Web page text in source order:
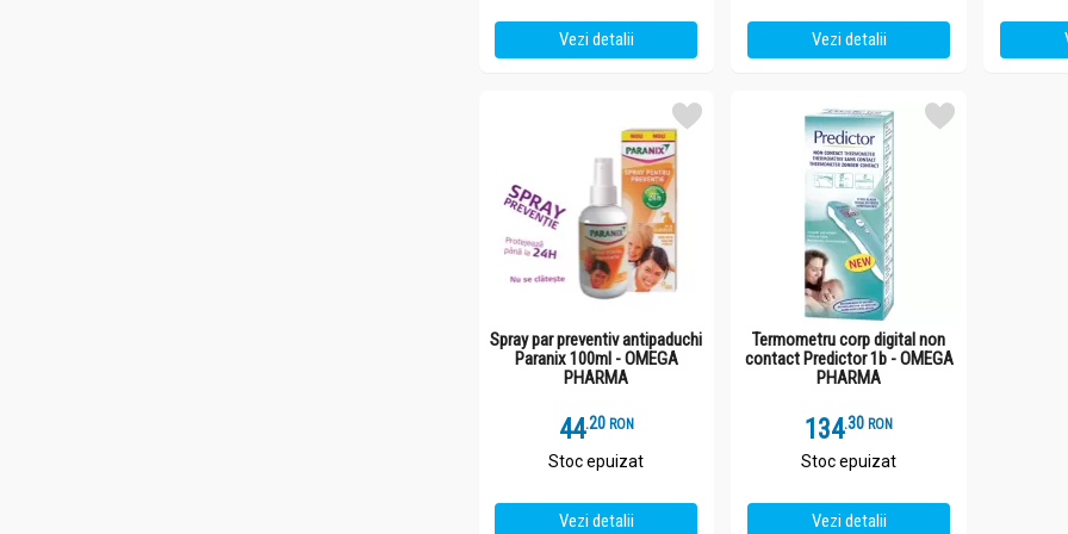
Vezi detalii Vezi detalii
Spray par preventiv antipaduchi
Paranix 100ml - OMEGA
PHARMA
44.2 RON
Stoc epuizat
Vezi detalii
Termometru corp digital non
contact Predictor 1b - OMEGA
PHARMA
134.3 RON
Stoc epuizat
Vezi detalii